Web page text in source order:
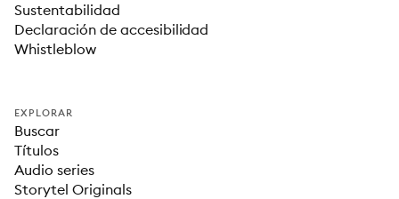
Sustentabilidad
Declaración de accesibilidad
Whistleblow
EXPLORAR
Buscar
Títulos
Audio series
Storytel Originals